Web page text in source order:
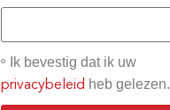
Ik bevestig dat ik uw
privacybeleid heb gelezen.